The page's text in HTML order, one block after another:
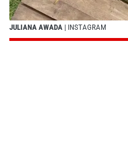
JULIANA AWADA | INSTAGRAM